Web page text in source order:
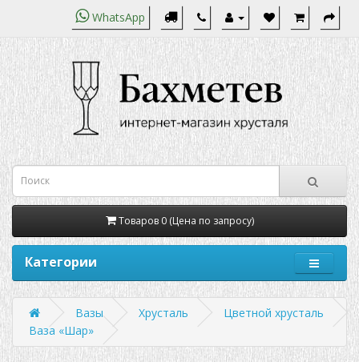
WhatsApp
Товаров 0 (Цена по запросу)
Категории
Вазы Хрусталь
Цветной хрусталь
Ваза «Шар»